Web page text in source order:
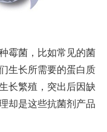
霉菌，比如常见的菌
生长所需要的蛋白质
长繁殖，突出后因缺
却是这些抗菌剂产品